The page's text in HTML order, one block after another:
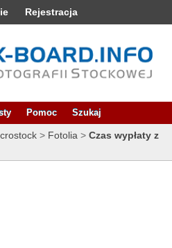
Rejestracja
Pomoc Szukaj
> Fotolia > Czas wypłaty z